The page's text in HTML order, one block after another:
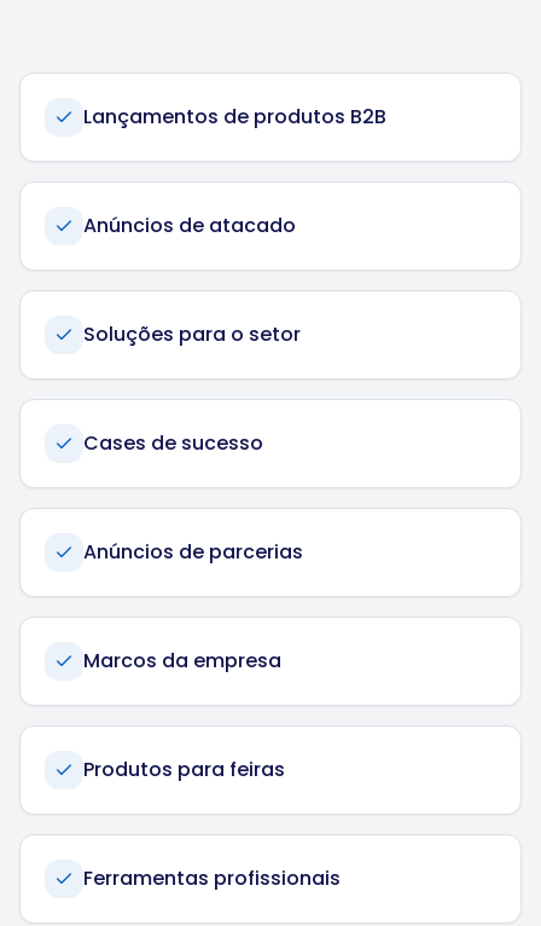
Lançamentos de produtos B2B
Anúncios de atacado
Soluções para o setor
Cases de sucesso
Anúncios de parcerias
Marcos da empresa
Produtos para feiras
Ferramentas profissionais